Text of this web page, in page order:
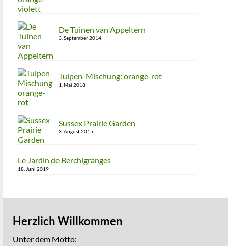
De Tuinen van Appeltern
3. September 2014
Tulpen-Mischung: orange-rot
1. Mai 2018
Sussex Prairie Garden
3. August 2015
Le Jardin de Berchigranges
18. Juni 2019
Herzlich Willkommen
Unter dem Motto: